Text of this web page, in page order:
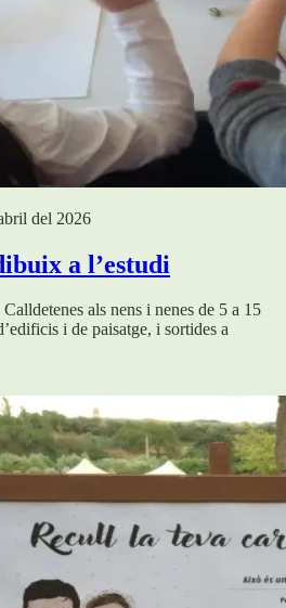
del 2026
a l’estudi
als nens i nenes de 5 a 15
i de paisatge, i sortides a